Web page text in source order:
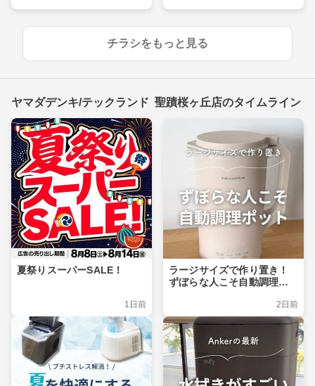
チラシをもっと見る
ヤマダデンキ/テックランド 聖蹟桜ヶ丘店のタイムライン
夏祭りスーパーSALE！
1日前
ラージサイズで作り置き！
ずぼらな人こそ自動調理ポ
2日前